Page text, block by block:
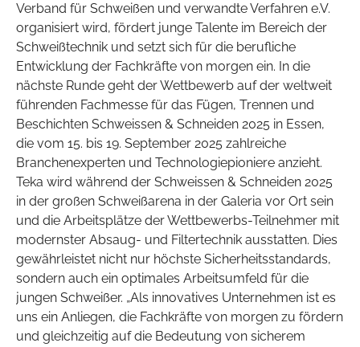
Verband für Schweißen und verwandte Verfahren e.V.
organisiert wird, fördert junge Talente im Bereich der
Schweißtechnik und setzt sich für die berufliche
Entwicklung der Fachkräfte von morgen ein. In die
nächste Runde geht der Wettbewerb auf der weltweit
führenden Fachmesse für das Fügen, Trennen und
Beschichten Schweissen & Schneiden 2025 in Essen,
die vom 15. bis 19. September 2025 zahlreiche
Branchenexperten und Technologiepioniere anzieht.
Teka wird während der Schweissen & Schneiden 2025
in der großen Schweißarena in der Galeria vor Ort sein
und die Arbeitsplätze der Wettbewerbs-Teilnehmer mit
modernster Absaug- und Filtertechnik ausstatten. Dies
gewährleistet nicht nur höchste Sicherheitsstandards,
sondern auch ein optimales Arbeitsumfeld für die
jungen Schweißer. „Als innovatives Unternehmen ist es
uns ein Anliegen, die Fachkräfte von morgen zu fördern
und gleichzeitig auf die Bedeutung von sicherem